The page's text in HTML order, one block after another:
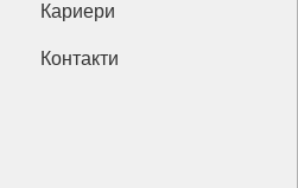
Кариери
Контакти